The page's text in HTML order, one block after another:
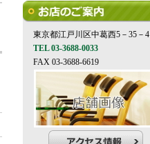
東京都江戸川区中葛西5－35－4
TEL 03-3688-0033
FAX 03-3688-6619